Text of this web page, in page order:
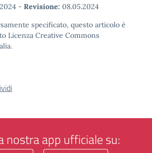
- Revisione: 08.05.2024
specificato, questo articolo è
Licenza Creative Commons
nostra app ufficiale su: